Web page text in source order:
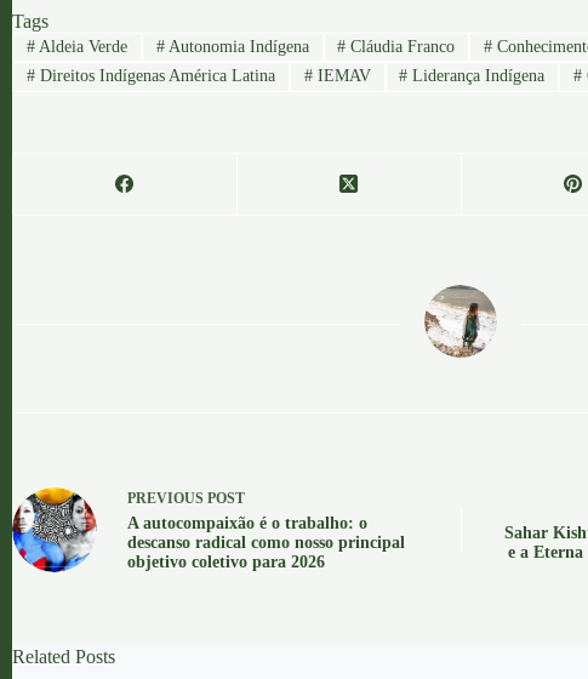
Tags
#Aldeia Verde #Autonomia Indígena # Cláudia Franco #
#Direitos Indígenas América Latina #IEMAV # Liderança Indígena #
OGA
PREVIOUS POST
A autocompaixão é o trabalho: o
descanso radical como nosso principal
objetivo coletivo para 2026
Sahar
e a Eterna
Related Posts